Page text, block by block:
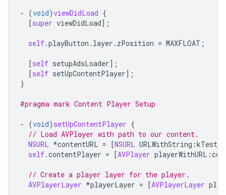
- (void)viewDidLoad {
[super viewDidLoad];
self.playButton . layer . zPosition = MAXFLOAT ;
[self setupAdsLoader];
[self setUpContentPlayer];
}
#pragma mark Content Player Setup
- (void) setUpContentPlayer {
// Load AVPlayer with path to our content.
NSURL *contentURL = [NSURL URLWithString :
self.contentPlayer = [AVPlayer playerWithURL :
// Create a player layer for the player.
AVPlayerLayer *playerLayer = [AVPlayerLayer